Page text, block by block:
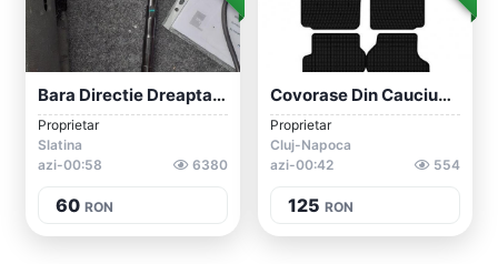
Bara Directie Dreapta Noua Skoda Fabia 1...
Proprietar
Slatina
azi-00:58
6380
60 RON
Covorase Din Cauciuc Skoda Citigo, Yeti,...
Proprietar
Cluj-Napoca
azi-00:42
554
125 RON